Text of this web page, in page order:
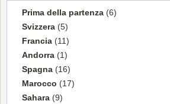
Prima della partenza (6)
Svizzera (5)
Francia (11)
Andorra (1)
Spagna (16)
Marocco (17)
Sahara (9)